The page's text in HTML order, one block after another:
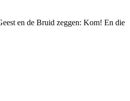
en de Bruid zeggen: Kom! En die